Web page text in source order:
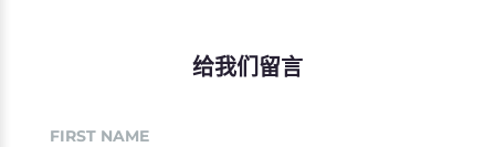
给我们留言
FIRST NAME